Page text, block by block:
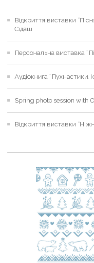
Відкриття виставки
Сідаш
Персональна виставка
Аудіокнига “Пухнастики.
Spring photo session with
Відкриття виставки